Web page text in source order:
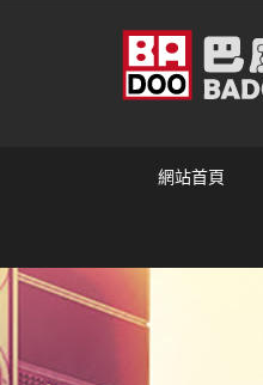
網站首頁